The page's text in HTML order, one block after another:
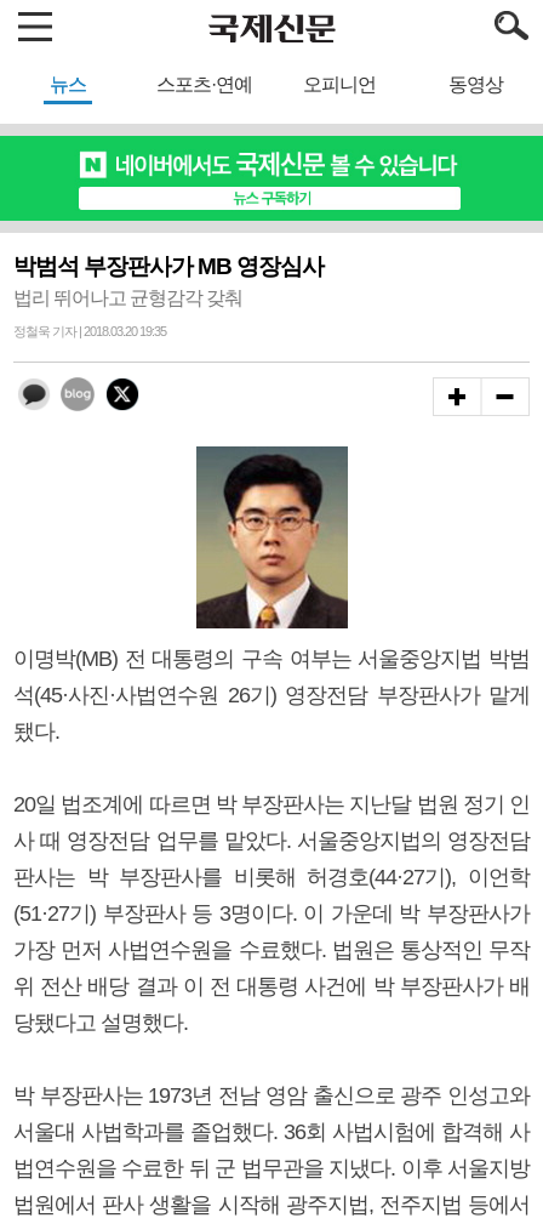
뉴스 스포츠·연예 오피니언 동영상
박범석 부장판사가 MB 영장심사
법리 뛰어나고 균형감각 갖춰
정철욱 기자 | 2018.03.20 19:35
이명박(MB) 전 대통령의 구속 여부는 서울중앙지법 박범
석(45·사진·사법연수원 26기) 영장전담 부장판사가 맡게
됐다.
20일 법조계에 따르면 박 부장판사는 지난달 법원 정기 인
사 때 영장전담 업무를 맡았다. 서울중앙지법의 영장전담
판사는 박 부장판사를 비롯해 허경호(44·27기), 이언학
(51·27기) 부장판사 등 3명이다. 이 가운데 박 부장판사가
가장 먼저 사법연수원을 수료했다. 법원은 통상적인 무작
위 전산 배당 결과 이 전 대통령 사건에 박 부장판사가 배
당됐다고 설명했다.
박 부장판사는 1973년 전남 영암 출신으로 광주 인성고와
서울대 사법학과를 졸업했다. 36회 사법시험에 합격해 사
법연수원을 수료한 뒤 군 법무관을 지냈다. 이후 서울지방
법원에서 판사 생활을 시작해 광주지법, 전주지법 등에서